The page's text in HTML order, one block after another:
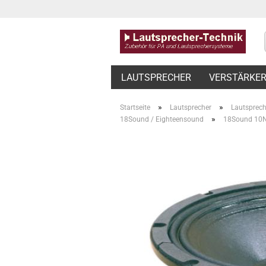
LAUTSPRECHER VERSTÄRKER
Startseite » Lautsprecher »
18Sound / Eighteensound » 18Sound